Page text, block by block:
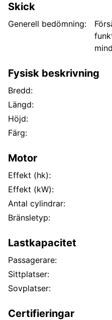
Skick
Generell bedömning:
Fysisk beskrivning
Bredd:
Längd:
Höjd:
Färg:
Motor
Effekt (hk):
Effekt (kW):
Antal cylindrar:
Bränsletyp:
Lastkapacitet
Passagerare:
Sittplatser:
Sovplatser:
Certifieringar